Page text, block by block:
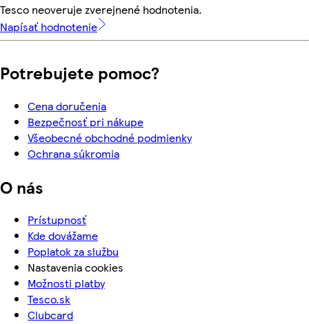
Tesco neoveruje zverejnené hodnotenia.
Napísať hodnotenie
Potrebujete pomoc?
Cena doručenia
Bezpečnosť pri nákupe
Všeobecné obchodné podmienky
Ochrana súkromia
O nás
Prístupnosť
Kde dovážame
Poplatok za službu
Nastavenia cookies
Možnosti platby
Tesco.sk
Clubcard